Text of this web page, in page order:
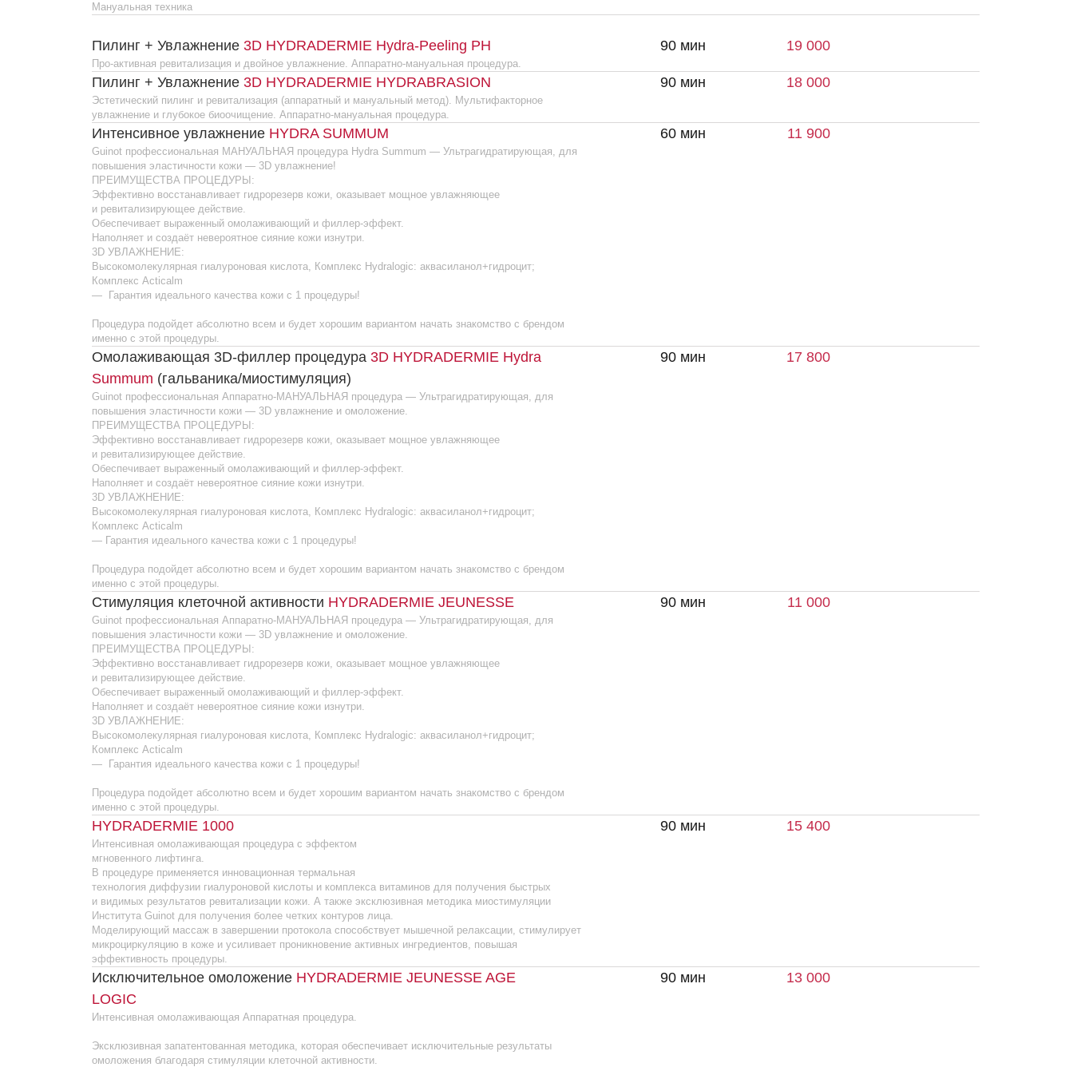
увлажнение и глубокое биоочищение. Аппаратно-мануальная процедура.
Интенсивное увлажнениеHYDRA SUMMUM
повышения эластичности кожи — 3D увлажнение!
ПРЕИМУЩЕСТВА ПРОЦЕДУРЫ:
Эффективно восстанавливает гидрорезерв кожи, оказывает мощное увлажняющее
и ревитализирующее действие.
Обеспечивает выраженный омолаживающий и филлер-эффект.
Наполняет и создаёт невероятное сияние кожи изнутри.
3D УВЛАЖНЕНИЕ:
Высокомолекулярная гиалуроновая кислота, Комплекс Hydralogic: аквасиланол+гидроцит;
Комплекс Acticalm
— Гарантия идеального качества кожи с 1 процедуры!
Процедура подойдет абсолютно всем и будет хорошим вариантом начать знакомство с брендом
именно с этой процедуры.
60 мин 11 900
Омолаживающая 3D-филлер процедура3D HYDRADERMIE Hydra
Summum(гальваника/миостимуляция)
Guinot профессиональная Аппаратно-МАНУАЛЬНАЯ процедура — Ультрагидратирующая, для
повышения эластичности кожи — 3D увлажнение и омоложение.
ПРЕИМУЩЕСТВА ПРОЦЕДУРЫ:
Эффективно восстанавливает гидрорезерв кожи, оказывает мощное увлажняющее
Обеспечивает выраженный омолаживающий и филлер-эффект.
Наполняет и создаёт невероятное сияние кожи изнутри.
3D УВЛАЖНЕНИЕ:
Высокомолекулярная гиалуроновая кислота, Комплекс Hydralogic: аквасиланол+гидроцит;
— Гарантия идеального качества кожи с 1 процедуры!
Процедура подойдет абсолютно всем и будет хорошим вариантом начать знакомство с брендом
именно с этой процедуры.
Стимуляция клеточной активностиHYDRADERMIE JEUNESSE
Guinot профессиональная Аппаратно-МАНУАЛЬНАЯ процедура — Ультрагидратирующая, для
повышения эластичности кожи — 3D увлажнение и омоложение.
ПРЕИМУЩЕСТВА ПРОЦЕДУРЫ:
Эффективно восстанавливает гидрорезерв кожи, оказывает мощное увлажняющее
и ревитализирующее действие.
Обеспечивает выраженный омолаживающий и филлер-эффект.
Наполняет и создаёт невероятное сияние кожи изнутри.
3D УВЛАЖНЕНИЕ:
Комплекс Acticalm
— Гарантия идеального качества кожи с 1 процедуры!
Процедура подойдет абсолютно всем и будет хорошим вариантом начать знакомство с брендом
именно с этой процедуры.
HYDRADERMIE 1000
Интенсивная омолаживающая процедура с эффектом
мгновенного лифтинга.
В процедуре применяется инновационная термальная
технология диффузии гиалуроновой кислоты и комплекса витаминов для получения быстрых
и видимых результатов ревитализации кожи. А также эксклюзивная методика миостимуляции
Института Guinot для получения более четких контуров лица.
Моделирующий массаж в завершении протокола способствует мышечной релаксации, стимулирует
микроциркуляцию в коже и усиливает проникновение активных ингредиентов, повышая
эффективность процедуры.
Исключительное омоложение
HYDRADERMIE JEUNESSE AGE
LOGIC
Интенсивная омолаживающая Аппаратная процедура.
Эксклюзивная запатентованная методика, которая обеспечивает исключительные результаты
омоложения благодаря стимуляции клеточной активности.
Эта процедура является альтернативой методам эстетической медицины, направленной
на мгновенное улучшение проявлений старения кожи.
Эта персонализированная процедура позволяет учитывать различные цели клиентов в уходе
за кожей.
Комплексная антивозрастная процедураHYDRADERMIE DELUXE
Комплексная антивозрастная процедура Аппаратный метод. Мультифакторное омоложение кожи.
Многоуровневое омоложениеHYDRADERMIE DELUX 1000
18 000
HYDRADERMIE LIFT 1000
применяется инновационная термальная технология диффузии гиалуроновой кислоты и комплекса
эксклюзивная методика миостимуляции Института Guinot для получения более четких контуров
лица. Моделирующий массаж в завершении протокола способствует мышечной релаксации,